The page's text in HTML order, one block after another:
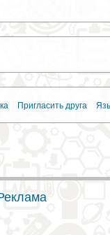
Пригласить друга